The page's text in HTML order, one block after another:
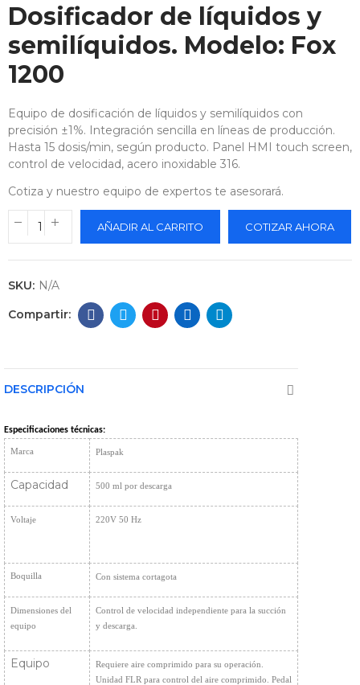
Dosificador de líquidos y
semilíquidos. Modelo: Fox
1200
Equipo de dosificación de líquidos y semilíquidos con
precisión ±1%. Integración sencilla en líneas de producción.
Hasta 15 dosis/min, según producto. Panel HMI touch screen,
control de velocidad, acero inoxidable 316.
Cotiza y nuestro equipo de expertos te asesorará.
AÑADIR AL CARRITO COTIZAR AHORA
SKU: N/A
DESCRIPCIÓN
Especificaciones técnicas:
Marca Plaspak
Capacidad 500 ml por descarga
Voltaje 220V 50 Hz
Boquilla Con sistema cortagota
Dimensiones del
equipo
Control de velocidad independiente para la succión
y descarga.
Equipo
Requiere aire comprimido para su operación.
Unidad FLR para control del aire comprimido. Pedal